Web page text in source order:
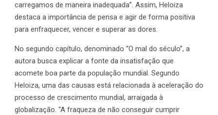
carregamos de maneira inadequada”. Assim, Heloiza
destaca a importância de pensa e agir de forma positiva
para enfraquecer, vencer e superar as dores.
No segundo capítulo, denominado “O mal do século”, a
autora busca explicar a fonte da insatisfação que
acomete boa parte da população mundial. Segundo
Heloiza, uma das causas está relacionada à aceleração do
processo de crescimento mundial, arraigada à
globalização. “A fraqueza de não conseguir cumprir